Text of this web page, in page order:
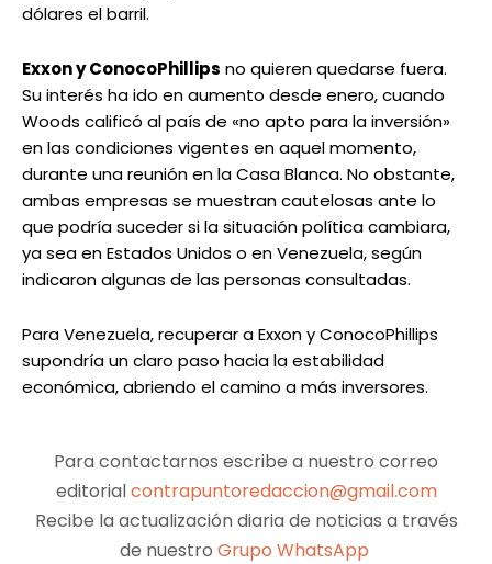
dólares el barril.
Exxon y ConocoPhillips no quieren quedarse fuera.
Su interés ha ido en aumento desde enero, cuando
Woods calificó al país de «no apto para la inversión»
en las condiciones vigentes en aquel momento,
durante una reunión en la Casa Blanca. No obstante,
ambas empresas se muestran cautelosas ante lo
que podría suceder si la situación política cambiara,
ya sea en Estados Unidos o en Venezuela, según
indicaron algunas de las personas consultadas.
Para Venezuela, recuperar a Exxon y ConocoPhillips
supondría un claro paso hacia la estabilidad
económica, abriendo el camino a más inversores.
Para contactarnos escribe a nuestro correo
editorialcontrapuntoredaccion@gmail.com
Recibe la actualización diaria de noticias a través
de nuestro Grupo WhatsApp